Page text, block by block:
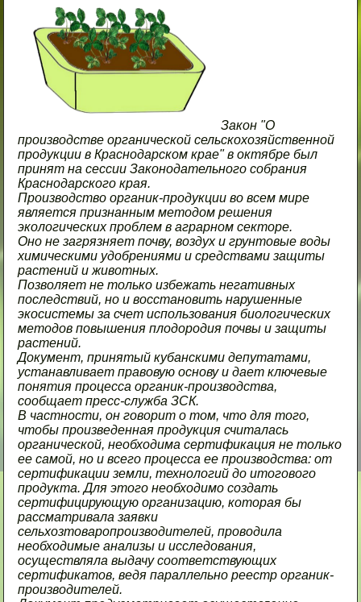
Закон "О
производстве органической сельскохозяйственной
продукции в Краснодарском крае" в октябре был
принят на сессии Законодательного собрания
Краснодарского края.
Производство органик-продукции во всем мире
является признанным методом решения
экологических проблем в аграрном секторе.
Оно не загрязняет почву, воздух и грунтовые воды
химическими удобрениями и средствами защиты
растений и животных.
Позволяет не только избежать негативных
последствий, но и восстановить нарушенные
экосистемы за счет использования биологических
методов повышения плодородия почвы и защиты
растений.
Документ, принятый кубанскими депутатами,
устанавливает правовую основу и дает ключевые
понятия процесса органик-производства,
сообщает пресс-служба ЗСК.
В частности, он говорит о том, что для того,
чтобы произведенная продукция считалась
органической, необходима сертификация не только
ее самой, но и всего процесса ее производства: от
сертификации земли, технологий до итогового
продукта. Для этого необходимо создать
сертифицирующую организацию, которая бы
рассматривала заявки
сельхозтоваропроизводителей, проводила
необходимые анализы и исследования,
осуществляла выдачу соответствующих
сертификатов, ведя параллельно реестр органик-
производителей.